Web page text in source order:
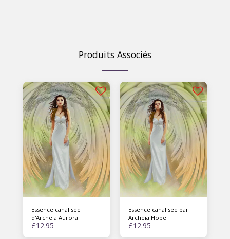
Produits Associés
Essence canalisée
d'Archeia Aurora
£12.95
Essence canalisée par
Archeia Hope
£12.95